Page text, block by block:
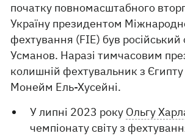
початку повномасштабного
Україну президентом
фехтування (FIE) був російський
Усманов. Наразі тимчасовим
колишній фехтувальник з
Монейм Ель-Хусейні.
У липні 2023 року Ольгу
чемпіонату світу з